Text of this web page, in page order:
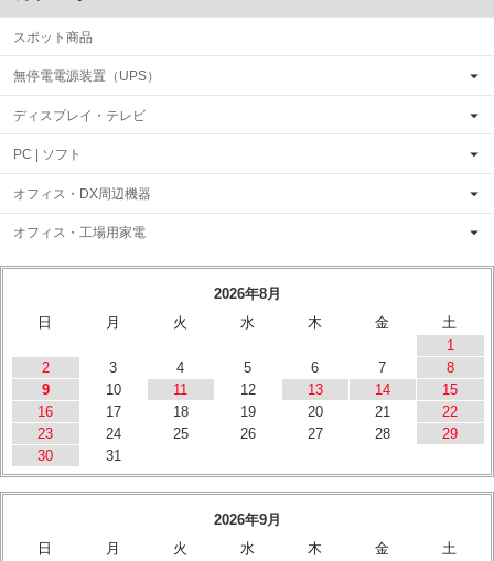
スポット商品
無停電電源装置（UPS）
ディスプレイ・テレビ
PC | ソフト
オフィス・DX周辺機器
オフィス・工場用家電
2026年8月
日
月 火 水 木 金
土
1
2
3 4 5 6 7
8
9
10 11 12 13 14
15
16
17 18 19 20 21
22
23
24 25 26 27 28
29
30
31
2026年9月
日
月 火 水 木 金
土